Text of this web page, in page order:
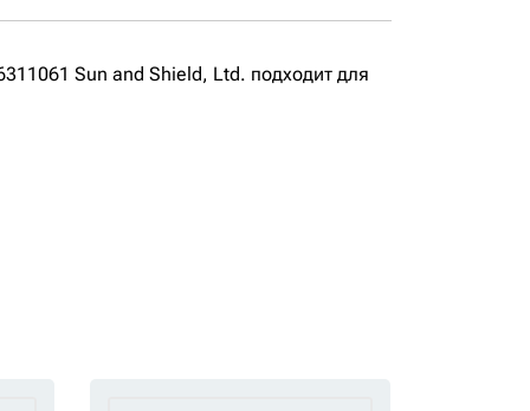
Sun and Shield, Ltd. подходит для